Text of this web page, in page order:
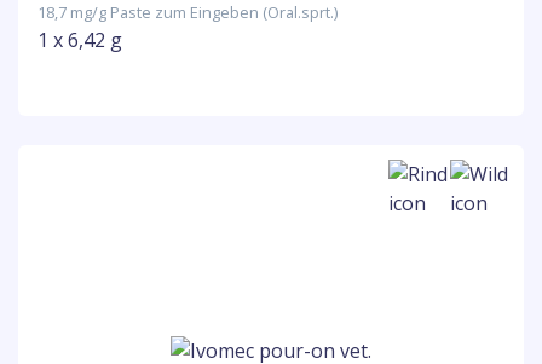
18,7 mg/g Paste zum Eingeben (Oral.sprt.)
1 x 6,42 g